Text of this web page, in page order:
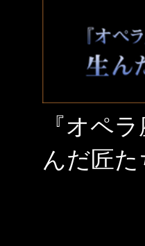
『オペ
んだ匠